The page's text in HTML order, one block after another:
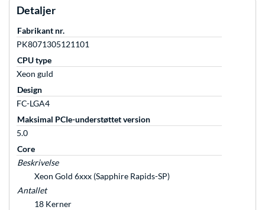
Detaljer
Fabrikant nr.
PK8071305121101
CPU type
Xeon guld
Design
FC-LGA4
Maksimal PCIe-understøttet version
5.0
Core
Beskrivelse
Xeon Gold 6xxx (Sapphire Rapids-SP)
Antallet
18 Kerner